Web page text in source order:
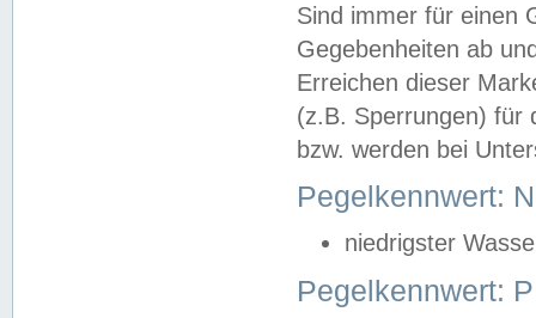
Sind immer für einen
Gegebenheiten ab
Erreichen dieser
(z.B. Sperrungen) für
bzw. werden bei
Pegelkennwert:
niedrigster
Pegelkennwert: